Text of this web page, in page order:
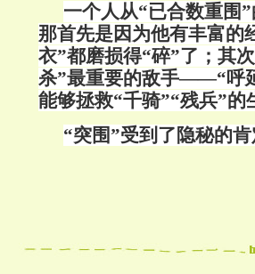
一个人从“已合数重围
那首先是因为他有丰富
衣”都磨损得“碎”了；其
杀”最重要的敌手——“呼
能够拯救“千骑”“残兵”的
“突围”受到了隐秘的肯